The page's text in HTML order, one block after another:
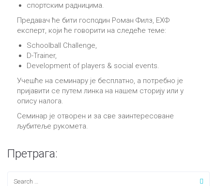
спортским радницима.
Предавач ће бити господин Роман Филз, ЕХФ
експерт, који ће говорити на следеће теме:
Schoolball Challenge,
D-Trainer,
Development of players & social events.
Учешће на семинару је бесплатно, а потребно је
пријавити се путем линка на нашем сторију или у
опису налога.
Семинар је отворен и за све заинтересоване
љубитеље рукомета.
Претрага: